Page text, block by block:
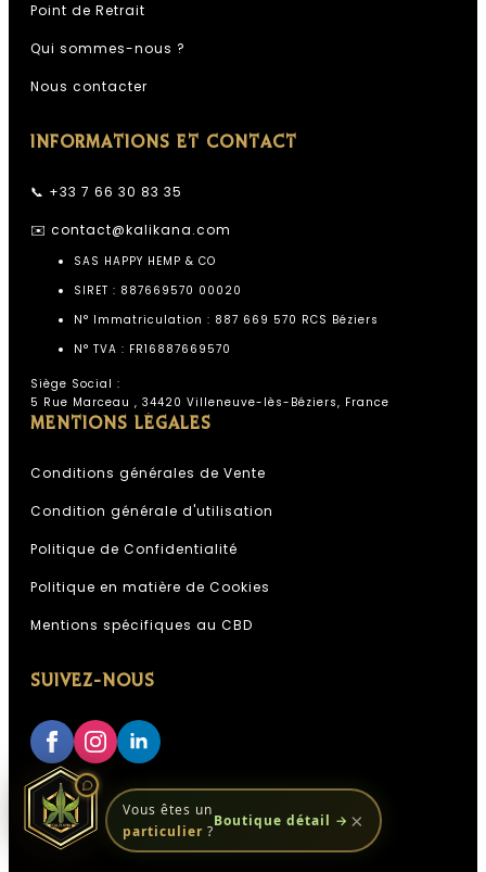
Point de Retrait
Qui sommes-nous ?
Nous contacter
INFORMATIONS ET CONTACT
📞 +33 7 66 30 83 35
✉️ contact@kalikana.com
SAS HAPPY HEMP & CO
SIRET : 887669570 00020
N° Immatriculation : 887 669 570 RCS Béziers
N° TVA : FR16887669570
Siège Social :
5 Rue Marceau , 34420 Villeneuve-lès-Béziers, France
MENTIONS LÉGALES
Conditions générales de Vente
Condition générale d'utilisation
Politique de Confidentialité
Politique en matière de Cookies
Mentions spécifiques au CBD
SUIVEZ-NOUS
Vous êtes un
particulier?
Boutique détail → ×
Assistant Kali Kana
ESPACE PROFESSIONNEL KALI
IA, réponses instantanées,
Accès à votre historique commandes
personnalisées
Quelque chose de grand se prépare.
Restez connectés — ça arrive bientôt.